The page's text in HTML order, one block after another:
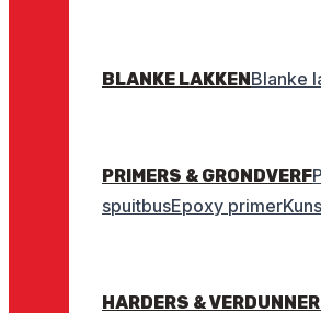
BLANKE LAKKENBlanke
PRIMERS & GRONDVERF
spuitbusEpoxy primer
HARDERS &